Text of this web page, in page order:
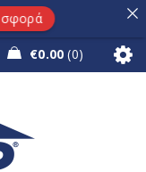
€0.00 0